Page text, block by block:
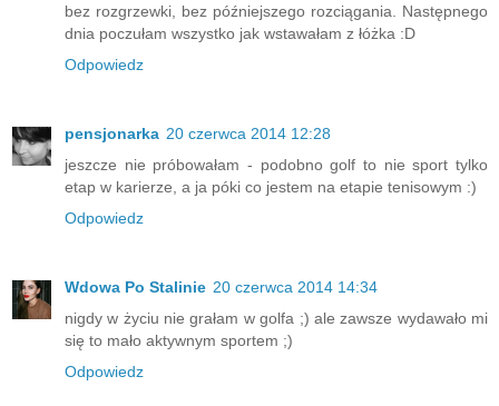
bez rozgrzewki, bez późniejszego rozciągania. Następnego
dnia poczułam wszystko jak wstawałam z łóżka :D
Odpowiedz
pensjonarka 20 czerwca 2014 12:28
jeszcze nie próbowałam - podobno golf to nie sport tylko
etap w karierze, a ja póki co jestem na etapie tenisowym :)
Odpowiedz
Wdowa Po Stalinie 20 czerwca 2014 14:34
nigdy w życiu nie grałam w golfa ;) ale zawsze wydawało mi
się to mało aktywnym sportem ;)
Odpowiedz